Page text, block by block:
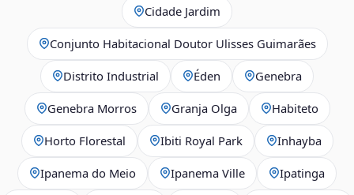
Cidade Jardim
Conjunto Habitacional Doutor Ulisses Guimarães
Distrito Industrial Éden Genebra
Genebra Morros Granja Olga Habiteto
Horto Florestal Ibiti Royal Park Inhayba
Ipanema do Meio Ipanema Ville Ipatinga